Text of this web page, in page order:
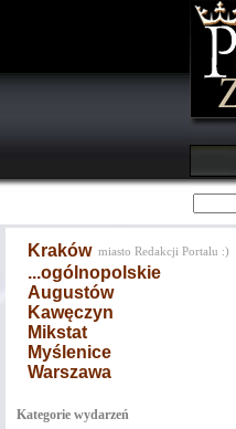
Kraków miasto Redakcji Portalu :)
...ogólnopolskie
Augustów
Kawęczyn
Mikstat
Myślenice
Warszawa
Kategorie wydarzeń